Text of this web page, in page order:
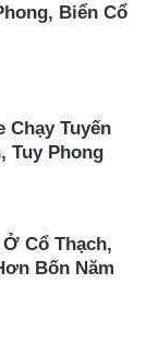
Biển Cổ
Chạy Tuyến
Tuy Phong
Cổ Thạch,
Bốn Năm